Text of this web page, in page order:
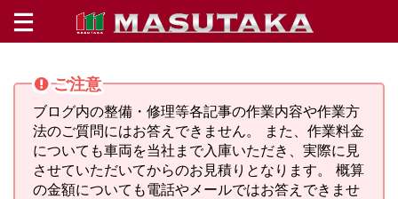
ご注意
ブログ内の整備・修理等各記事の作業内容や作業方
法のご質問にはお答えできません。 また、作業料金
についても車両を当社まで入庫いただき、実際に見
させていただいてからのお見積りとなります。 概算
の金額についても電話やメールではお答えできませ